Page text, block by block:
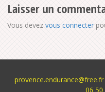
Laisser un
Vous devez vous connecter
provence.endurance@free.fr
06 50